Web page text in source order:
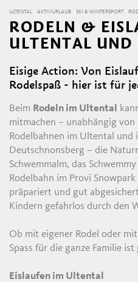
ULTENTAL AKTIVURLAUB SKI & WINTERSPORT
RODELN &
ULTENTAL UND
Eisige Action: Von
Rodelspaß - hier ist für
Beim Rodeln im Ultental
mitmachen – unabhängig
Rodelbahnen im Ultental und
Deutschnonsberg – die
Schwemmalm, das
Rodelbahn im Provi
präpariert und gut
Kindern gefahrlos durch den
Ob mit eigener Rodel oder
Spass für die ganze Familie
Eislaufen im Ultental